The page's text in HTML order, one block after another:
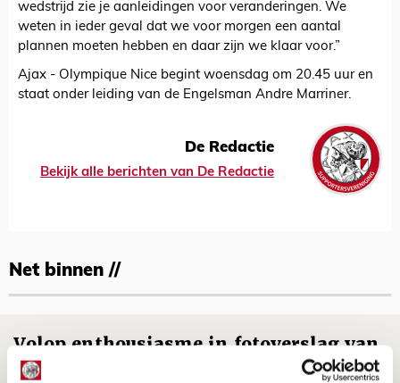
wedstrijd zie je aanleidingen voor veranderingen. We
weten in ieder geval dat we voor morgen een aantal
plannen moeten hebben en daar zijn we klaar voor.”
Ajax - Olympique Nice begint woensdag om 20.45 uur en
staat onder leiding van de Engelsman Andre Marriner.
De Redactie
Bekijk alle berichten van De Redactie
Net binnen //
Volop enthousiasme in fotoverslag van
Europees treffen met Shelbourne